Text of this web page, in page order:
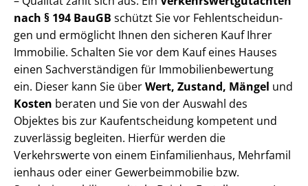
nach § 194 BauGB schützt Sie vor Fehl­ent­schei­dun­
gen und ermöglicht Ihnen den sicheren Kauf Ihrer
Immobilie. Schalten Sie vor dem Kauf eines Hauses
einen Sach­ver­stän­di­gen für Im­mo­bi­li­en­be­wer­tung
ein. Dieser kann Sie überWert, Zustand, Mängel und
Kosten beraten und Sie von der Auswahl des
Objektes bis zur Kauf­ent­schei­dung kompetent und
zuverlässig begleiten. Hierfür werden die
Verkehrswerte von einem Einfamilienhaus, Mehr­fa­mi­l
i­en­haus oder einer Ge­wer­be­im­mo­bi­lie bzw.